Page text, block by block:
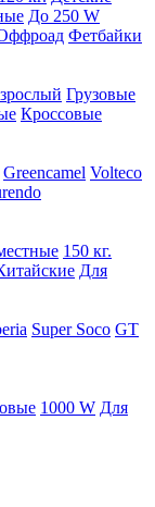
До 250 W
Фетбайки
Грузовые
Кроссовые
Greencamel Volteco
150 кг.
Для
Super Soco GT
1000 W Для